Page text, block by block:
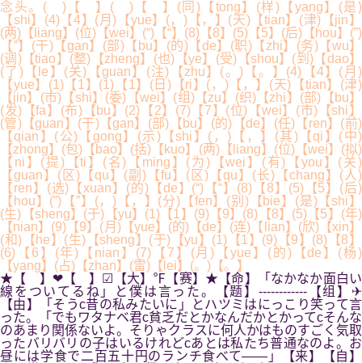
念头。( )【 】( )【 】(同)【tong】(样)【yang】(是)
【shi】(4)【4】(月)【yue】(，)【，】(天)【tian】(津)【jin】
(两)【liang】(位)【wei】(“)【“】(8)【8】(5)【5】(后)【hou】(”)
【”】(干)【gan】(部)【bu】(的)【de】(职)【zhi】(务)【wu】
(调)【tiao】(整)【zheng】(也)【ye】(受)【shou】(到)【dao】
(了)【le】(关)【guan】(注)【zhu】(。)【。】(4)【4】(月)
【yue】(1)【1】(1)【1】(日)【ri】(，)【，】(天)【tian】(津)
【jin】(市)【shi】(委)【wei】(组)【zu】(织)【zhi】(部)【bu】
(发)【fa】(布)【bu】(2)【2】(7)【7】(位)【wei】(市)【shi】
(管)【guan】(干)【gan】(部)【bu】(的)【de】(任)【ren】(前)
【qian】(公)【gong】(示)【shi】(，)【，】(其)【qi】(中)
【zhong】(包)【bao】(括)【kuo】(两)【liang】(位)【wei】(拟)
【ni】(提)【ti】(名)【ming】(为)【wei】(有)【you】(关)
【guan】(区)【qu】(副)【fu】(区)【qu】(长)【chang】(人)
【ren】(选)【xuan】(的)【de】(“)【“】(8)【8】(5)【5】(后)
【hou】(”)【”】(，)【，】(分)【fen】(别)【bie】(是)【shi】
(生)【sheng】(于)【yu】(1)【1】(9)【9】(8)【8】(5)【5】(年)
【nian】(9)【9】(月)【yue】(的)【de】(连)【lian】(欣)【xin】
(和)【he】(生)【sheng】(于)【yu】(1)【1】(9)【9】(8)【8】
(6)【6】(年)【nian】(7)【7】(月)【yue】(的)【de】(杨)
【yang】(占)【zhan】(雷)【lei】(。)【。】
★【 】❤【 】☑【大】℉【赛】★【命】「なかなか面白い
線をついてるね」と僕は言った。【题】------------【组】✈
【由】「そうc昔の私みたいに」とハツミはにっこり笑って言
った。「でもワタナベ君c貧乏だとかなんだかとかってcそんな
のあまり関係ないよ。そりゃクラスに何人かはものすごく気取
ったバリバリの子はいるけれどcあとは私たち普通なのよ。お
昼には学食で二百五十円のランチ食べて――」【来】【自】